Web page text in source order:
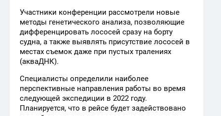
Участники конференции рассмотрели новые
методы генетического анализа, позволяющие
дифференцировать лососей сразу на борту
судна, а также выявлять присутствие лососей в
местах съемок даже при пустых тралениях
(акваДНК).
Специалисты определили наиболее
перспективные направления работы во время
следующей экспедиции в 2022 году.
Планируется, что в рейсе будет задействовано